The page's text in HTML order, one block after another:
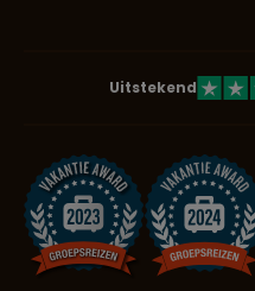
Uitstekend